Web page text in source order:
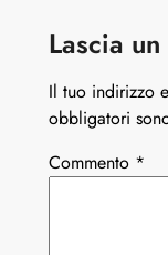
Lascia
Il tuo indirizzo
obbligatori
Commento *